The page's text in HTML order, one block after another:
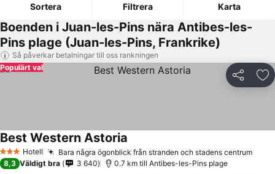
Sortera Filtrera Karta
Boenden i Juan-les-Pins nära Antibes-les-
Pins plage (Juan-les-Pins, Frankrike)
Så påverkar betalningar till oss rankningen
Dela
Populärt val
3 StjärnorHotell Bara några ögonblick från stranden och stadens centrum
Best Western Astoria
8,3 Väldigt bra 3 640 0.7 km till Antibes-les-Pins plage